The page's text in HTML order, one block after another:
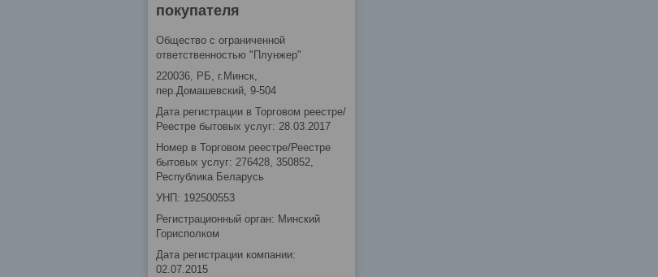
покупателя
Общество с ограниченной
ответственностью "Плунжер"
220036, РБ, г.Минск,
пер.Домашевский, 9-504
Дата регистрации в Торговом реестре/
Реестре бытовых услуг: 28.03.2017
Номер в Торговом реестре/Реестре
бытовых услуг: 276428, 350852,
Республика Беларусь
УНП: 192500553
Регистрационный орган: Минский
Горисполком
Дата регистрации компании:
02.07.2015